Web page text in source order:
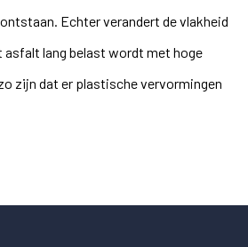
Echter verandert de vlakheid
asfalt lang belast wordt met hoge
zijn dat er plastische vervormingen